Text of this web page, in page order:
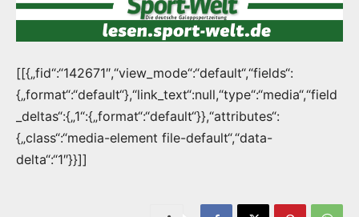
[[{„fid“:“142671″,“view_mode“:“default“,“fields“:
{„format“:“default“},“link_text“:null,“type“:“media“,“field
_deltas“:{„1“:{„format“:“default“}},“attributes“:
{„class“:“media-element file-default“,“data-
delta“:“1″}}]]